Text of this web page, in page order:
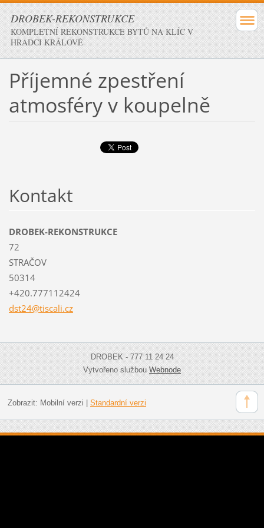
DROBEK-REKONSTRUKCE
KOMPLETNÍ REKONSTRUKCE BYTŮ NA KLÍČ V
HRADCI KRÁLOVÉ
Příjemné zpestření
atmosféry v koupelně
Kontakt
DROBEK-REKONSTRUKCE
72
STRAČOV
50314
+420.777112424
dst24@tiscali.cz
DROBEK - 777 11 24 24
Vytvořeno službouWebnode
Zobrazit: Mobilní verzi | Standardní verzi